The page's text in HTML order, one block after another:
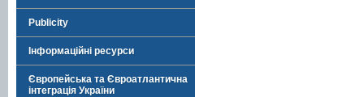
Publicity
Інформаційні ресурси
Європейська та Євроатлантична
інтеграція України